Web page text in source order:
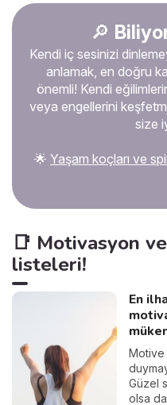
de
kronik
🔎
Kendi iç sesinizi
anlamak, en doğru
önemli! Kendi
veya engellerini
size
🌟 Yaşam koçları ve
📑 Motivasyon
listeleri!
En
Güzel
olsa